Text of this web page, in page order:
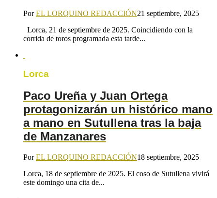
PorEL LORQUINO REDACCIÓN21 septiembre, 2025
Lorca, 21 de septiembre de 2025. Coincidiendo con la
corrida de toros programada esta tarde...
Lorca
Paco Ureña y Juan Ortega
protagonizarán un histórico mano
a mano en Sutullena tras la baja
de Manzanares
PorEL LORQUINO REDACCIÓN18 septiembre, 2025
Lorca, 18 de septiembre de 2025. El coso de Sutullena vivirá
este domingo una cita de...